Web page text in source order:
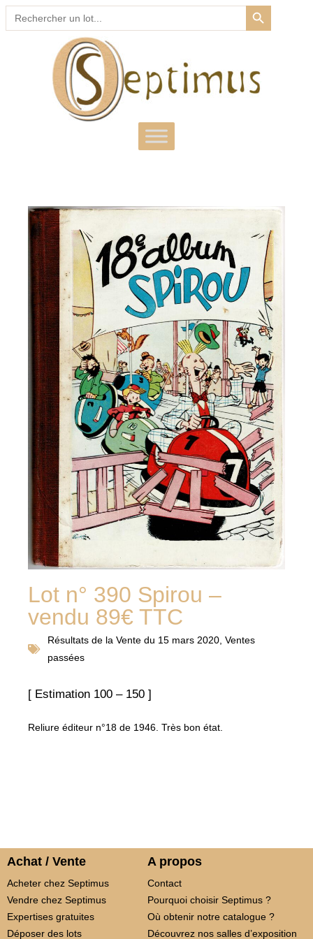
Search
for:
SEARCH BUTTON
Lot n° 390 Spirou –
vendu 89€ TTC
Résultats de la Vente du 15 mars 2020, Ventes
passées
[ Estimation 100 – 150 ]
Reliure éditeur n°18 de 1946. Très bon état.
Achat / Vente
Acheter chez Septimus
Vendre chez Septimus
Expertises gratuites
Déposer des lots
A propos
Contact
Pourquoi choisir Septimus ?
Où obtenir notre catalogue ?
Découvrez nos salles d’exposition